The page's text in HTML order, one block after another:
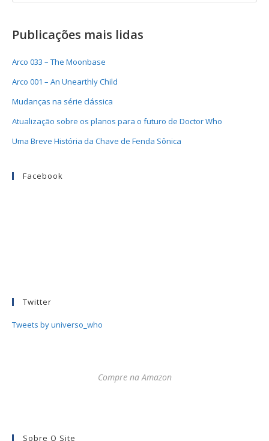
Publicações mais lidas
Arco 033 – The Moonbase
Arco 001 – An Unearthly Child
Mudanças na série clássica
Atualização sobre os planos para o futuro de Doctor Who
Uma Breve História da Chave de Fenda Sônica
Facebook
Twitter
Tweets by universo_who
Compre na Amazon
Sobre O Site